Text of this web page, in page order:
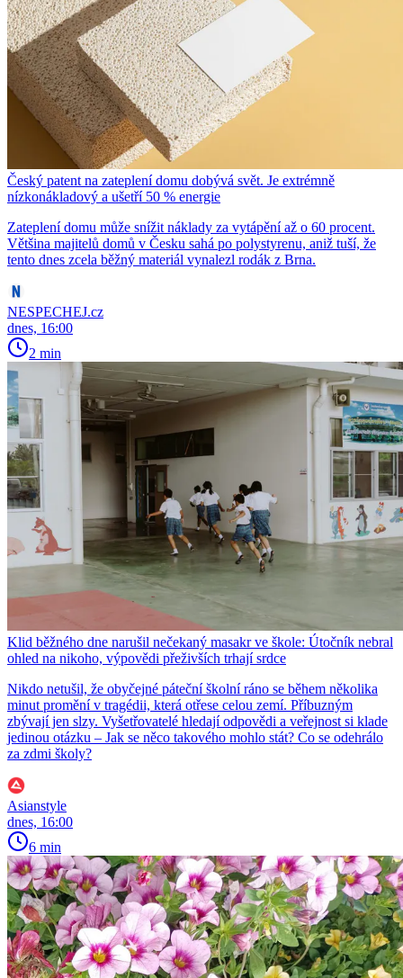
Český patent na zateplení domu dobývá svět. Je extrémně
nízkonákladový a ušetří 50 % energie
Zateplení domu může snížit náklady za vytápění až o 60 procent.
Většina majitelů domů v Česku sahá po polystyrenu, aniž tuší, že
tento dnes zcela běžný materiál vynalezl rodák z Brna.
NESPECHEJ.cz
dnes, 16:00
2 min
Klid běžného dne narušil nečekaný masakr ve škole: Útočník nebral
ohled na nikoho, výpovědi přeživších trhají srdce
Nikdo netušil, že obyčejné páteční školní ráno se během několika
minut promění v tragédii, která otřese celou zemí. Příbuzným
zbývají jen slzy. Vyšetřovatelé hledají odpovědi a veřejnost si klade
jedinou otázku – Jak se něco takového mohlo stát? Co se odehrálo
za zdmi školy?
Asianstyle
dnes, 16:00
6 min